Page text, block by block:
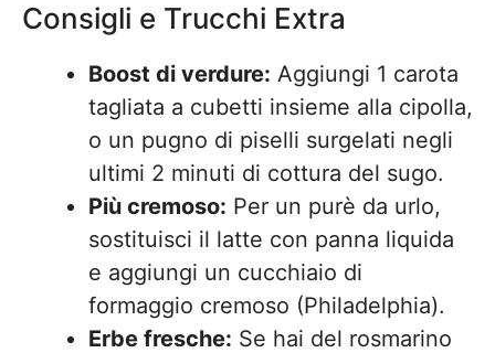
Consigli e Trucchi Extra
Boost di verdure: Aggiungi 1 carota
tagliata a cubetti insieme alla cipolla,
o un pugno di piselli surgelati negli
ultimi 2 minuti di cottura del sugo.
Più cremoso: Per un purè da urlo,
sostituisci il latte con panna liquida
e aggiungi un cucchiaio di
formaggio cremoso (Philadelphia).
Erbe fresche: Se hai del rosmarino